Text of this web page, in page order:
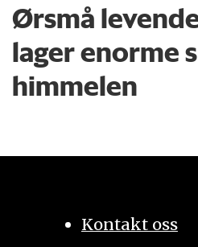
Ørsmå
lager enorme
himmelen
Kontakt oss